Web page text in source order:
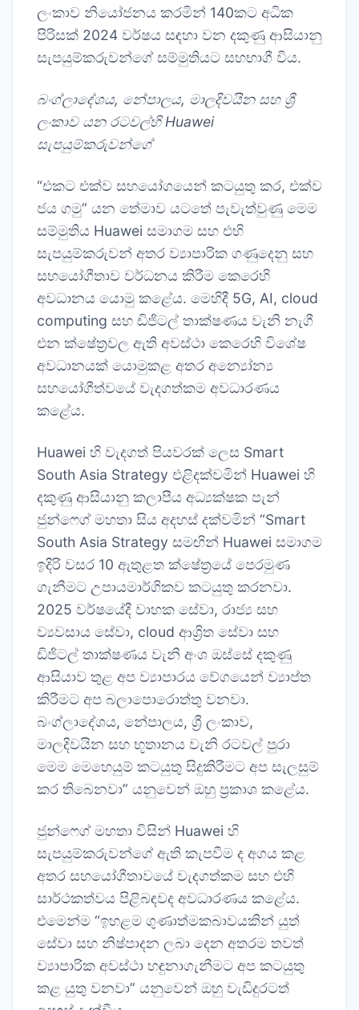
ලංකාව නියෝජනය කරමින් 140කට අධික
පිරිසක් 2024 වර්ෂය සඳහා වන දකුණු ආසියානු
සැපයුම්කරුවන්ගේ සම්මුතියට සහභාගී විය.
බංග්ලාදේශය, නේපාලය, මාලදිවයින සහ ශ්‍රී
ලංකාව යන රටවල්හිHuawei
සැපයුම්කරුවන්ගේ
“එකට එක්ව සහයෝගයෙන් කටයුතු කර, එක්ව
ජය ගමු” යන තේමාව යටතේ පැවැත්වුණු මෙම
සම්මුතිය Huawei සමාගම සහ එහි
සැපයුම්කරුවන් අතර ව්‍යාපාරික ගණුදෙනු සහ
සහයෝගීතාව වර්ධනය කිරීම කෙරෙහි
අවධානය යොමු කළේය. මෙහිදී 5G, AI, cloud
computing සහ ඩිජිටල් තාක්ෂණය වැනි නැගී
එන ක්ෂේත්‍රවල ඇති අවස්ථා කෙරෙහි විශේෂ
අවධානයක් යොමුකළ අතර අන්‍යෝන්‍ය
සහයෝගීත්වයේ වැදගත්කම අවධාරණය
කළේය.
Huawei හි වැදගත් පියවරක් ලෙස Smart
South Asia Strategy එළිදක්වමින් Huawei හි
දකුණු ආසියානු කලාපීය අධ්‍යක්ෂක පැන්
ජුන්ෆෙග් මහතා සිය අදහස් දක්වමින් “Smart
South Asia Strategy සමඟින් Huawei සමාගම
ඉදිරි වසර 10 ඇතුළත ක්ෂේත්‍රයේ පෙරමුණ
ගැනීමට උපායමාර්ගිකව කටයුතු කරනවා.
2025 වර්ෂයේදී වාහක සේවා, රාජ්‍ය සහ
ව්‍යවසාය සේවා, cloud ආශ්‍රිත සේවා සහ
ඩිජිටල් තාක්ෂණය වැනි අංශ ඔස්සේ දකුණු
ආසියාව තුළ අප ව්‍යාපාරය වේගයෙන් ව්‍යාප්ත
කිරීමට අප බලාපොරොත්තු වනවා.
බංග්ලාදේශය, නේපාලය, ශ්‍රී ලංකාව,
මාලදිවයින සහ භූතානය වැනි රටවල් පුරා
මෙම මෙහෙයුම් කටයුතු සිදුකිරීමට අප සැලසුම්
කර තිබෙනවා” යනුවෙන් ඔහු ප්‍රකාශ කළේය.
ජුන්ෆෙග් මහතා විසින් Huawei හි
සැපයුම්කරුවන්ගේ ඇති කැපවීම ද අගය කළ
අතර සහයෝගීතාවයේ වැදගත්කම සහ එහි
සාර්ථකත්වය පිළිබඳවද අවධාරණය කළේය.
එමෙන්ම “ඉහළම ගුණාත්මකබාවයකින් යුත්
සේවා සහ නිෂ්පාදන ලබා දෙන අතරම තවත්
ව්‍යාපාරික අවස්ථා හඳුනාගැනීමට අප කටයුතු
කළ යුතු වනවා” යනුවෙන් ඔහු වැඩිදුරටත්